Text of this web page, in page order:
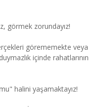
görmek zorundayız!
görememekte veya
içinde rahatlarının
halini yaşamaktayız!